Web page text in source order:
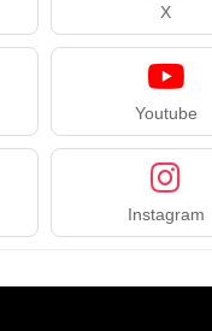
X
Youtube
Instagram